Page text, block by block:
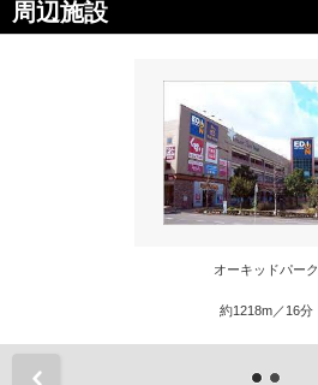
周辺施設
オーキッドパーク
約1218m／16分